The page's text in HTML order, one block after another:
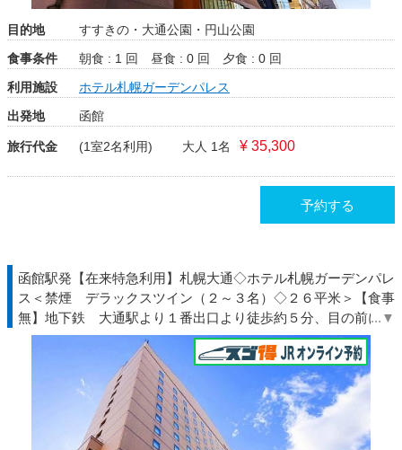
目的地
すすきの・大通公園・円山公園
食事条件
朝食 : 1 回 昼食 : 0 回
夕食 : 0 回
利用施設
ホテル札幌ガーデンパレス
出発地
函館
旅行代金 (1室2名利用) 大人 1名 ¥ 35,300
予約する
函館駅発【在来特急利用】札幌大通◇ホテル札幌ガーデンパレ
ス＜禁煙 デラックスツイン（２～３名）◇２６平米＞【食事
無】地下鉄 大通駅より１番出口より徒歩約５分、目の前に道
庁♪◆北海道◇ＪＲきっぷ駅受取